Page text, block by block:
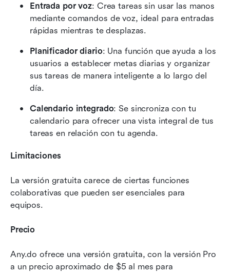
Entrada por voz: Crea tareas sin usar las manos
mediante comandos de voz, ideal para entradas
rápidas mientras te desplazas.
Planificador diario: Una función que ayuda a los
usuarios a establecer metas diarias y organizar
sus tareas de manera inteligente a lo largo del
día.
Calendario integrado: Se sincroniza con tu
calendario para ofrecer una vista integral de tus
tareas en relación con tu agenda.
Limitaciones
La versión gratuita carece de ciertas funciones
colaborativas que pueden ser esenciales para
equipos.
Precio
Any.do ofrece una versión gratuita, con la versión Pro
a un precio aproximado de $5 al mes para